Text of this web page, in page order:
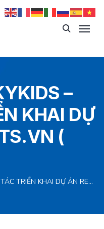
–
KHAI DỰ
(
DỰ ÁN RECSPORTS.VN ( STEMSports)